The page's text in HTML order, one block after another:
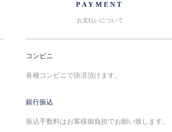
PAYMENT
お支払いについて
コンビニ
各種コンビニで決済頂けます。
銀行振込
振込手数料はお客様御負担でお願い致します。